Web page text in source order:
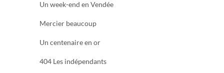
Un week-end en Vendée
Mercier beaucoup
Un centenaire en or
404 Les indépendants